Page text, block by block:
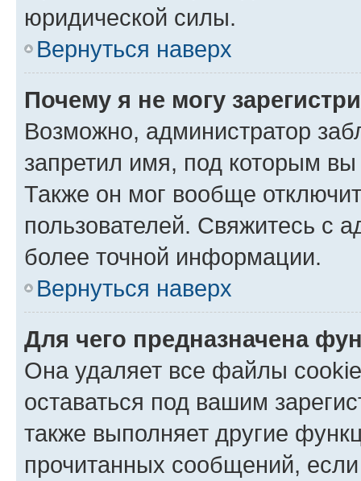
юридической силы.
Вернуться наверх
Почему я не могу
Возможно, администратор
запретил имя, под которым вы
Также он мог вообще
пользователей. Свяжитесь с
более точной информации.
Вернуться наверх
Для чего предназначена
Она удаляет все файлы
оставаться под вашим
также выполняет другие
прочитанных сообщений,